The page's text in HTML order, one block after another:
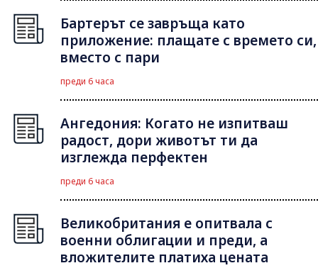
Бартерът се завръща като
приложение: плащате с времето си,
вместо с пари
преди 6 часа
Ангедония: Когато не изпитваш
радост, дори животът ти да
изглежда перфектен
преди 6 часа
Великобритания е опитвала с
военни облигации и преди, а
вложителите платиха цената